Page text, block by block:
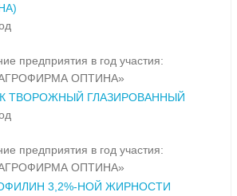
предприятия в год участия:
ОПТИНА»
ТВОРОЖНЫЙ ГЛАЗИРОВАННЫЙ
предприятия в год участия:
ОПТИНА»
3,2%-НОЙ ЖИРНОСТИ